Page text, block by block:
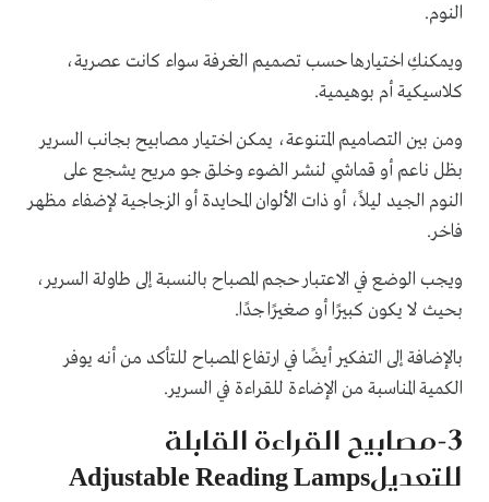
النوم.
ويمكنكِ اختيارها حسب تصميم الغرفة سواء كانت عصرية،
كلاسيكية أم بوهيمية.
ومن بين التصاميم المتنوعة، يمكن اختيار مصابيح بجانب السرير
بظل ناعم أو قماشي لنشر الضوء وخلق جو مريح يشجع على
النوم الجيد ليلاً، أو ذات الألوان المحايدة أو الزجاجية لإضفاء مظهر
فاخر.
ويجب الوضع في الاعتبار حجم المصباح بالنسبة إلى طاولة السرير،
بحيث لا يكون كبيرًا أو صغيرًا جدًا.
بالإضافة إلى التفكير أيضًا في ارتفاع المصباح للتأكد من أنه يوفر
الكمية المناسبة من الإضاءة للقراءة في السرير.
3-مصابيح القراءة القابلة
للتعديلAdjustable Reading Lamps